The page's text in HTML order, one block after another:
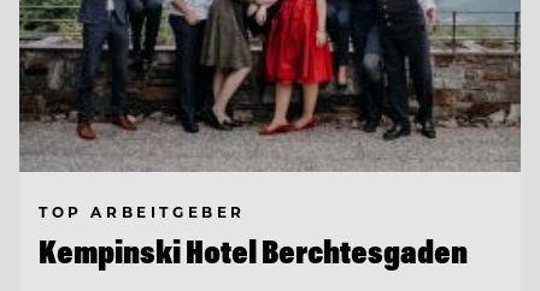
TOP ARBEITGEBER
Kempinski Hotel Berchtesgaden